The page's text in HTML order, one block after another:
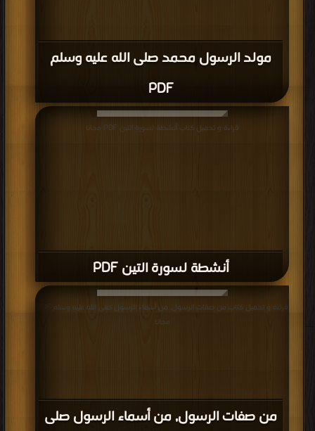
مولد الرسول محمد صلى الله عليه وسلم
PDF
أنشطة لسورة التين PDF
قراءة و تحميل كتاب أنشطة لسورة التين PDF مجانا
من صفات الرسول, من أسماء الرسول صلى
مجانا